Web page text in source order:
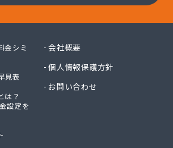
会社
ス協同組合
金シミ
見表
は？
設定を
会社概要
個人情報保護方針
お問い合わせ